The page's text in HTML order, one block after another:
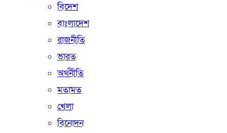
বিদেশ
বাংলাদেশ
রাজনীতি
ভারত
অর্থনীতি
মতামত
খেলা
বিনোদন